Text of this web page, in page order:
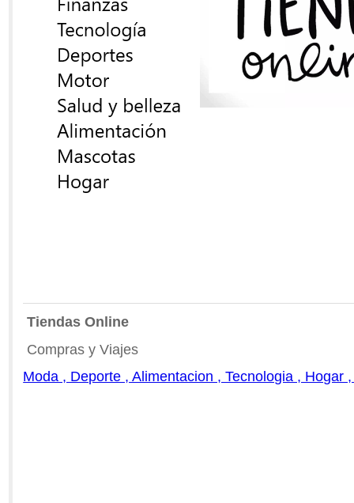
Tiendas Online
Compras y Viajes
Moda , Deporte , Alimentacion , Tecnologia , Hogar